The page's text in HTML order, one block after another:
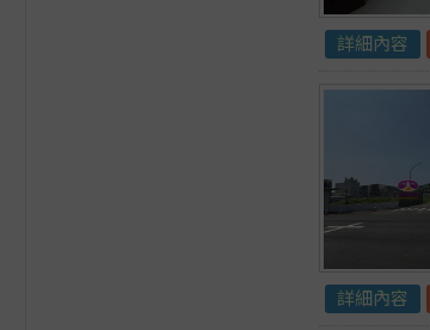
詳細內容
詳細內容